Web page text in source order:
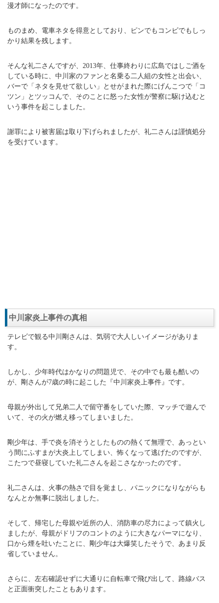
漫才師になったのです。
ものまめ、電車ネタを得意としており、ピンでもコンビでもしっ
かり結果を残します。
そんな礼二さんですが、2013年、仕事終わりに広島ではしご酒を
している時に、中川家のファンと名乗る二人組の女性と出会い、
バーで「ネタを見せて欲しい」とせがまれた際にげんこつで「コ
ツン」とツッコんで、そのことに怒った女性が警察に駆け込むと
いう事件を起こしました。
謝罪により被害届は取り下げられましたが、礼二さんは謹慎処分
を受けています。
中川家炎上事件の真相
テレビで観る中川剛さんは、気弱で大人しいイメージがありま
す。
しかし、少年時代はかなりの問題児で、その中でも最も酷いの
が、剛さんが7歳の時に起こした『中川家炎上事件』です。
母親が外出して兄弟二人で留守番をしていた際、マッチで遊んで
いて、その火が燃え移ってしまいました。
剛少年は、手で炎を消そうとしたものの熱くて無理で、あっとい
う間にふすまが大炎上してしまい、怖くなって逃げたのですが、
こたつで昼寝していた礼二さんを起こさなかったのです。
礼二さんは、火事の熱さで目を覚まし、パニックになりながらも
なんとか無事に脱出しました。
そして、帰宅した母親や近所の人、消防車の尽力によって鎮火し
ましたが、母親がドリフのコントのように大きなパーマになり、
口から煙を吐いたことに、剛少年は大爆笑したそうで、あまり反
省していません。
さらに、左右確認せずに大通りに自転車で飛び出して、路線バス
と正面衝突したこともあります。